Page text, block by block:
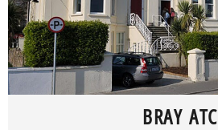
BRAY ATC